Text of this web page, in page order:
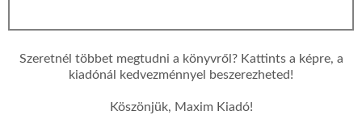
Szeretnél többet megtudni a könyvről? Kattints a képre, a
kiadónál kedvezménnyel beszerezheted!
Köszönjük, Maxim Kiadó!